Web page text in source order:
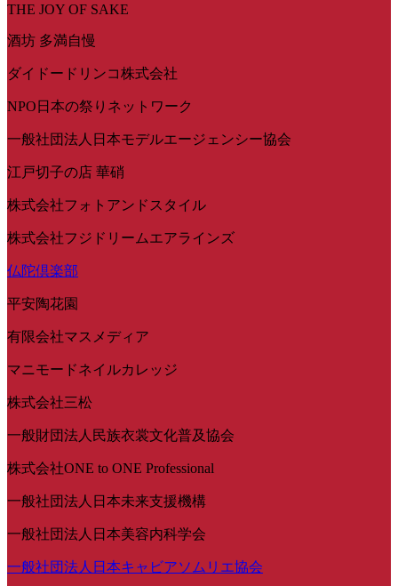
THE JOY OF SAKE
酒坊 多満自慢
ダイドードリンコ株式会社
NPO日本の祭りネットワーク
一般社団法人日本モデルエージェンシー協会
江戸切子の店 華硝
株式会社フォトアンドスタイル
株式会社フジドリームエアラインズ
仏陀倶楽部
平安陶花園
有限会社マスメディア
マニモードネイルカレッジ
株式会社三松
一般財団法人民族衣裳文化普及協会
株式会社ONE to ONE Professional
一般社団法人日本未来支援機構
一般社団法人日本美容内科学会
一般社団法人日本キャビアソムリエ協会